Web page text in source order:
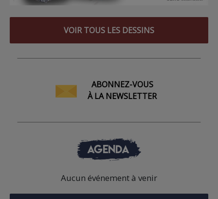
VOIR TOUS LES DESSINS
ABONNEZ-VOUS
À LA NEWSLETTER
AGENDA
Aucun événement à venir